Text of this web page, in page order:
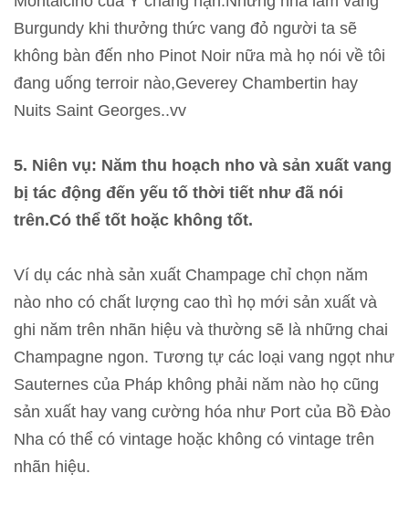
Burgundy khi thưởng thức vang đỏ người ta sẽ
không bàn đến nho Pinot Noir nữa mà họ nói về tôi
đang uống terroir nào,Geverey Chambertin hay
Nuits Saint Georges..vv
5. Niên vụ: Năm thu hoạch nho và sản xuất vang
bị tác động đến yếu tố thời tiết như đã nói
trên.Có thể tốt hoặc không tốt.
Ví dụ các nhà sản xuất Champage chỉ chọn năm
nào nho có chất lượng cao thì họ mới sản xuất và
ghi năm trên nhãn hiệu và thường sẽ là những chai
Champagne ngon. Tương tự các loại vang ngọt như
Sauternes của Pháp không phải năm nào họ cũng
sản xuất hay vang cường hóa như Port của Bồ Đào
Nha có thể có vintage hoặc không có vintage trên
nhãn hiệu.